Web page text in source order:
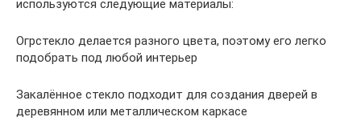
используются следующие материалы:
Огрстекло делается разного цвета, поэтому его легко
подобрать под любой интерьер
Закалённое стекло подходит для создания дверей в
деревянном или металлическом каркасе